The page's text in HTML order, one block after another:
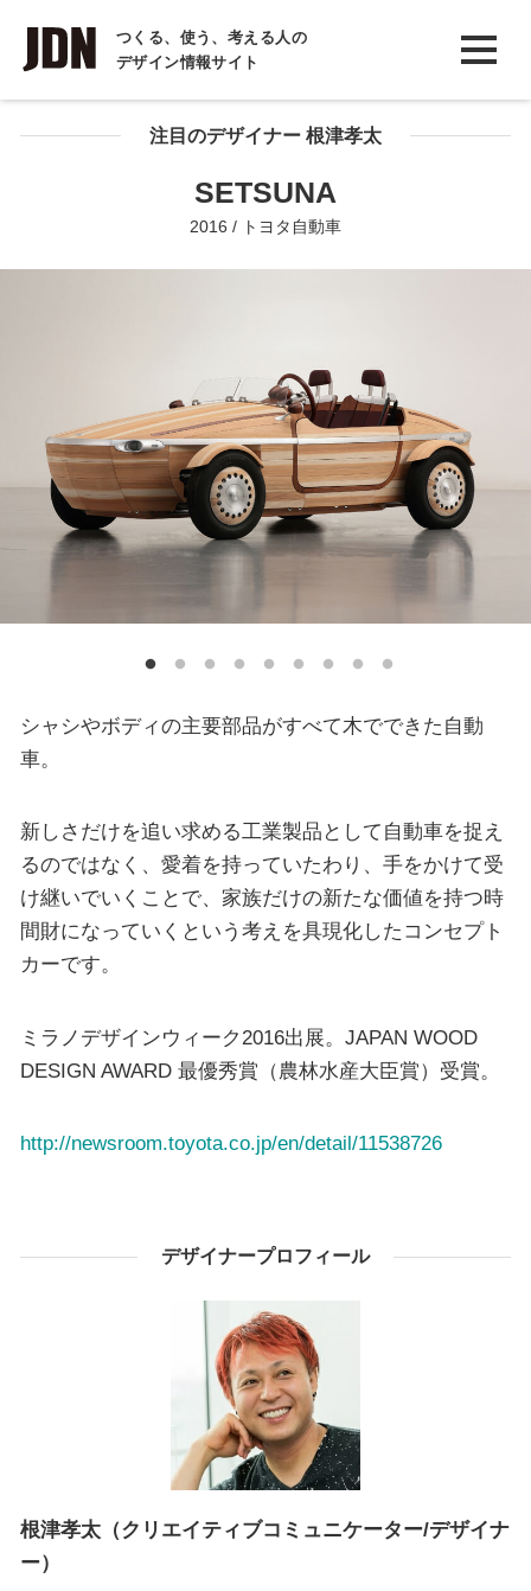
つくる、使う、考える人の
デザイン情報サイト
INTERVIEW
インタビュー
REPORT注目のデザイナー 根津孝太
SETSUNA
2016 / トヨタ自動車
シャシやボディの主要部品がすべて木でできた自動
車。
新しさだけを追い求める工業製品として自動車を捉え
るのではなく、愛着を持っていたわり、手をかけて受
け継いでいくことで、家族だけの新たな価値を持つ時
間財になっていくという考えを具現化したコンセプト
カーです。
ミラノデザインウィーク2016出展。JAPAN WOOD
DESIGN AWARD 最優秀賞（農林水産大臣賞）受賞。
http://newsroom.toyota.co.jp/en/detail/11538726
デザイナープロフィール
根津孝太（クリエイティブコミュニケーター/デザイナ
ー）